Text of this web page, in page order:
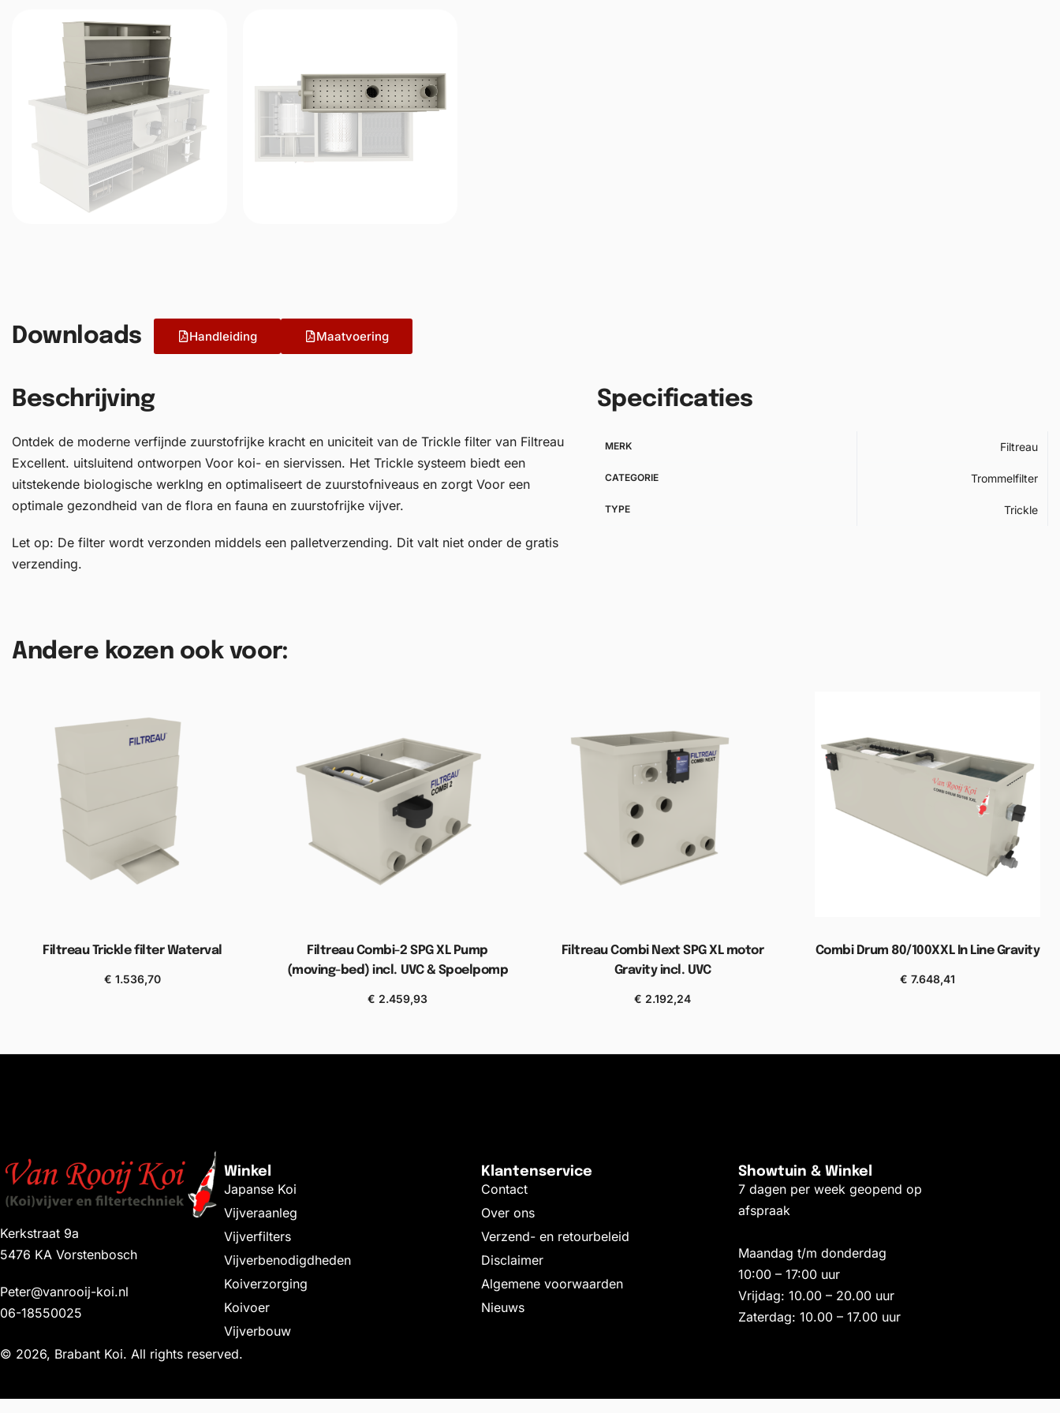
Downloads Handleiding Maatvoering
Beschrijving
Ontdek de moderne verfijnde zuurstofrijke kracht en uniciteit van de Trickle filter van Filtreau
Excellent. uitsluitend ontworpen Voor koi- en siervissen. Het Trickle systeem biedt een
uitstekende biologische werkIng en optimaliseert de zuurstofniveaus en zorgt Voor een
optimale gezondheid van de flora en fauna en zuurstofrijke vijver.
Let op: De filter wordt verzonden middels een palletverzending. Dit valt niet onder de gratis
verzending.
Specificaties
MERK Filtreau
CATEGORIE Trommelfilter
TYPE Trickle
Andere kozen ook voor:
Filtreau Trickle filter Waterval
€ 1.536,70
Filtreau Combi-2 SPG XL Pump
(moving-bed) incl. UVC & Spoelpomp
€ 2.459,93
Filtreau Combi Next SPG XL motor
Gravity incl. UVC
€ 2.192,24
Combi Drum 80/100XXL In Line Gravity
€ 7.648,41
Kerkstraat 9a
5476 KA Vorstenbosch
Peter@vanrooij-koi.nl
06-18550025
Winkel
Japanse Koi
Vijveraanleg
Vijverfilters
Vijverbenodigdheden
Koiverzorging
Koivoer
Vijverbouw
Klantenservice
Contact
Over ons
Verzend- en retourbeleid
Disclaimer
Algemene voorwaarden
Nieuws
Showtuin & Winkel
7 dagen per week geopend op
afspraak
Maandag t/m donderdag
10:00 – 17:00 uur
Vrijdag: 10.00 – 20.00 uur
Zaterdag: 10.00 – 17.00 uur
© 2026, Brabant Koi. All rights reserved.